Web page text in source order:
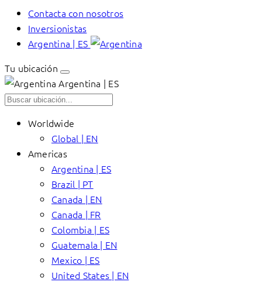
Contacta con nosotros
Inversionistas
Argentina | ES
Tu ubicación
Argentina | ES
Worldwide
Global | EN
Americas
Argentina | ES
Brazil | PT
Canada | EN
Canada | FR
Colombia | ES
Guatemala | EN
Mexico | ES
United States | EN